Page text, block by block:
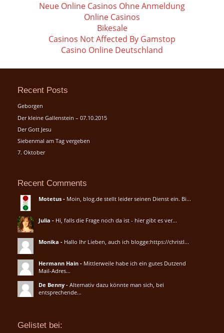
Neue Online Casinos Ohne Anmeldung
Online Casinos
Bikesale
Casinos Not Affected By Gamstop
Casino Online Deutschland
Recent Posts
Geborgen
Der kleine Gallenstein – 07.10.2015
Der Gott Jesu
Siebenmal am Tag vergeben
7. Oktober
Recent Comments
Motetus- Moin, blog.de stellt leider seinen Dienst ein. Bi...
Julia - Hi, falls die Frage noch da ist - hier gibt es ver...
Monika - Hallo Ihr Lieben, auch ich blogge:https://christl...
Hermann Hain- Mittlerweile habe ich ein gutes Dutzend
Mail-Adres...
De Benny- Alternativ dazu könnte man sich, bei
entsprechende...
Gelistet bei: